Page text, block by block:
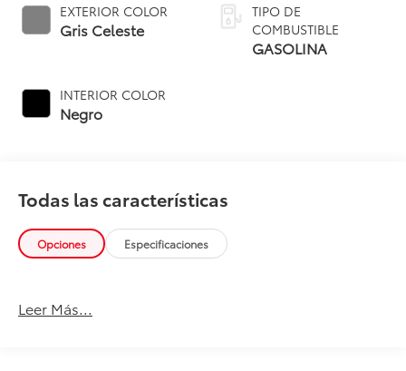
EXTERIOR COLOR
Gris Celeste
INTERIOR COLOR
Negro
TIPO DE
COMBUSTIBLE
GASOLINA
Todas las características
Opciones Especificaciones
Leer Más...